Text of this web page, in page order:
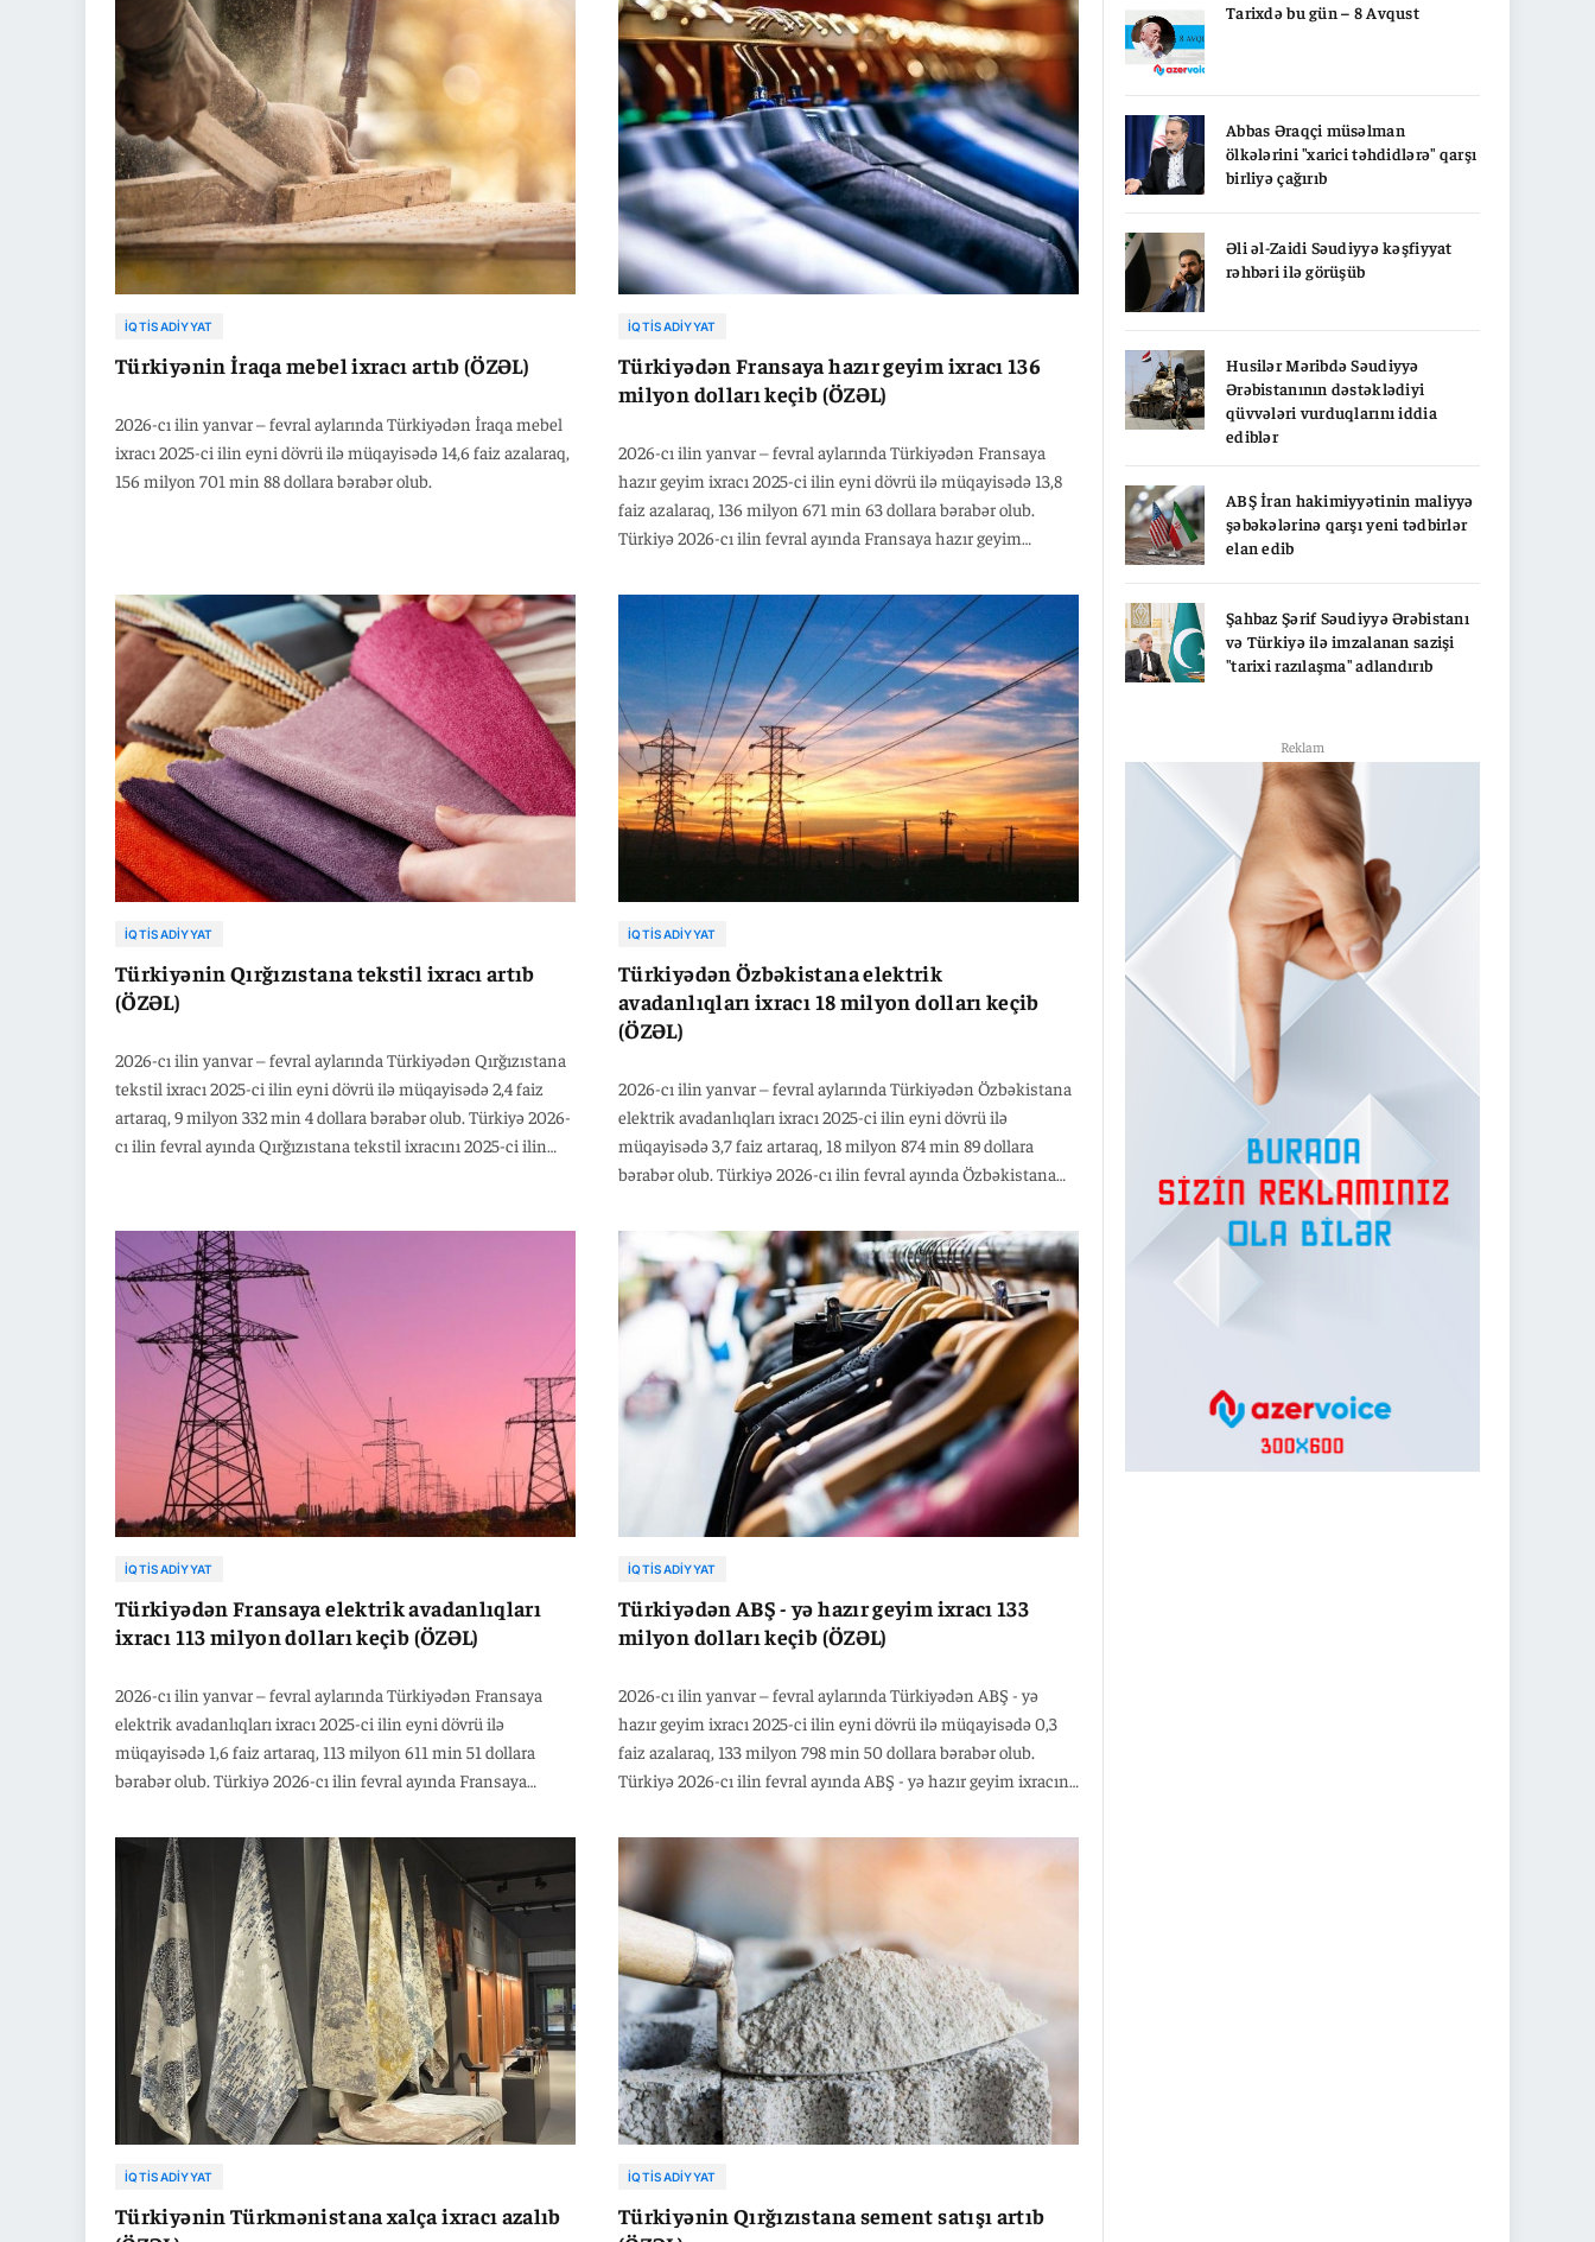
keçən ilin eyni ayları ilə müqayisədə 100 milyard 137 milyon
dollara çatıb” –deyə nazirlikdən bildirilib.
azalaraq, 221 milyon 436 min dollara bərabər olub.
İQTISADIYYAT
Türkiyənin İraqa mebel ixracı artıb (ÖZƏL)
2026-cı ilin yanvar – fevral aylarında Türkiyədən İraqa mebel
ixracı 2025-ci ilin eyni dövrü ilə müqayisədə 14,6 faiz azalaraq,
156 milyon 701 min 88 dollara bərabər olub.
İQTISADIYYAT
Türkiyədən Fransaya hazır geyim ixracı 136
milyon dolları keçib (ÖZƏL)
2026-cı ilin yanvar – fevral aylarında Türkiyədən Fransaya
hazır geyim ixracı 2025-ci ilin eyni dövrü ilə müqayisədə 13,8
faiz azalaraq, 136 milyon 671 min 63 dollara bərabər olub.
Türkiyə 2026-cı ilin fevral ayında Fransaya hazır geyim
azalaraq, 61 milyon 565 min 9 dollara çatdırıb.
İQTISADIYYAT
Türkiyənin Qırğızıstana tekstil ixracı artıb
(ÖZƏL)
2026-cı ilin yanvar – fevral aylarında Türkiyədən Qırğızıstana
tekstil ixracı 2025-ci ilin eyni dövrü ilə müqayisədə 2,4 faiz
artaraq, 9 milyon 332 min 4 dollara bərabər olub. Türkiyə 2026-
cı ilin fevral ayında Qırğızıstana tekstil ixracını 2025-ci ilin
Türkiyənin tekstil məhsulları ixracı ötən ilin eyni dövrü ilə
müqayisədə 0,5 faiz artaraq, 759 milyon 705 min dollara
bərabər olub.
İQTISADIYYAT
Türkiyədən Özbəkistana elektrik
avadanlıqları ixracı 18 milyon dolları keçib
(ÖZƏL)
2026-cı ilin yanvar – fevral aylarında Türkiyədən Özbəkistana
elektrik avadanlıqları ixracı 2025-ci ilin eyni dövrü ilə
müqayisədə 3,7 faiz artaraq, 18 milyon 874 min 89 dollara
bərabər olub. Türkiyə 2026-cı ilin fevral ayında Özbəkistana
müqayisədə 14,8 faiz artaraq, 11 milyon 574 min 24 dollara
çatdırıb.
İQTISADIYYAT
Türkiyədən Fransaya elektrik avadanlıqları
ixracı 113 milyon dolları keçib (ÖZƏL)
2026-cı ilin yanvar – fevral aylarında Türkiyədən Fransaya
elektrik avadanlıqları ixracı 2025-ci ilin eyni dövrü ilə
müqayisədə 1,6 faiz artaraq, 113 milyon 611 min 51 dollara
bərabər olub. Türkiyə 2026-cı ilin fevral ayında Fransaya
müqayisədə 4,5 faiz azalaraq, 54 milyon 816 min 23 dollara
çatdırıb. Qeyd edək ki, 2026-cı ilin fevral ayında Türkiyənin
elektrik avadanlıqları ixracı ötən ilin eyni dövrü ilə
müqayisədə 9,3 faiz artaraq, 1 milyard 412 milyon 649 min
dollara bərabər olub.
İQTISADIYYAT
Türkiyədən ABŞ - yə hazır geyim ixracı 133
milyon dolları keçib (ÖZƏL)
2026-cı ilin yanvar – fevral aylarında Türkiyədən ABŞ - yə
hazır geyim ixracı 2025-ci ilin eyni dövrü ilə müqayisədə 0,3
faiz azalaraq, 133 milyon 798 min 50 dollara bərabər olub.
Türkiyə 2026-cı ilin fevral ayında ABŞ - yə hazır geyim ixracını
milyon 369 min 92 dollara çatdırıb. Qeyd edək ki, 2026-cı ilin
fevral ayında Türkiyənin hazır geyim ixracı ötən ilin eyni dövrü
ilə müqayisədə 1,9 faiz azalaraq, 1 milyard 328 milyon 486 min
dollara bərabər olub.
İQTISADIYYAT
Türkiyənin Türkmənistana xalça ixracı azalıb
İQTISADIYYAT
Türkiyənin Qırğızıstana sement satışı artıb
Tarixdə bu gün – 8 Avqust
Abbas Əraqçi müsəlman
ölkələrini "xarici təhdidlərə" qarşı
birliyə çağırıb
Əli əl-Zaidi Səudiyyə kəşfiyyat
rəhbəri ilə görüşüb
Husilər Məribdə Səudiyyə
Ərəbistanının dəstəklədiyi
qüvvələri vurduqlarını iddia
ediblər
ABŞ İran hakimiyyətinin maliyyə
şəbəkələrinə qarşı yeni tədbirlər
elan edib
Şahbaz Şərif Səudiyyə Ərəbistanı
və Türkiyə ilə imzalanan sazişi
"tarixi razılaşma" adlandırıb
Reklam